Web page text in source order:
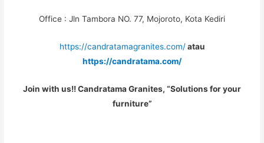
Office : Jln Tambora NO. 77, Mojoroto, Kota Kediri
https://candratamagranites.com/atau
https://candratama.com/
Join with us!! Candratama Granites, “Solutions for your
furniture”